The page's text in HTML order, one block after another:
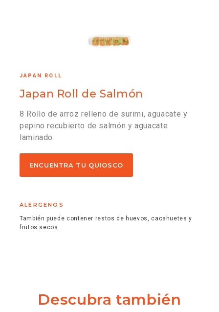
JAPAN ROLL
Japan Roll de Salmón
8 Rollo de arroz relleno de surimi, aguacate y
pepino recubierto de salmón y aguacate
laminado
ENCUENTRA TU QUIOSCO
ALÉRGENOS
También puede contener restos de huevos, cacahuetes y
frutos secos.
Descubra también